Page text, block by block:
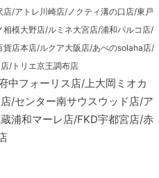
/アトレ川崎店/ノクティ溝の口店/東戸
模大野店/ルミネ大宮店/浦和パルコ店/
店本店/ルクア大阪店/あべのsolaha店/
/トリエ京王調布店
中フォーリス店/上大岡ミオカ
/センター南サウスウッド店/ア
浦和マーレ店/FKD宇都宮店/赤